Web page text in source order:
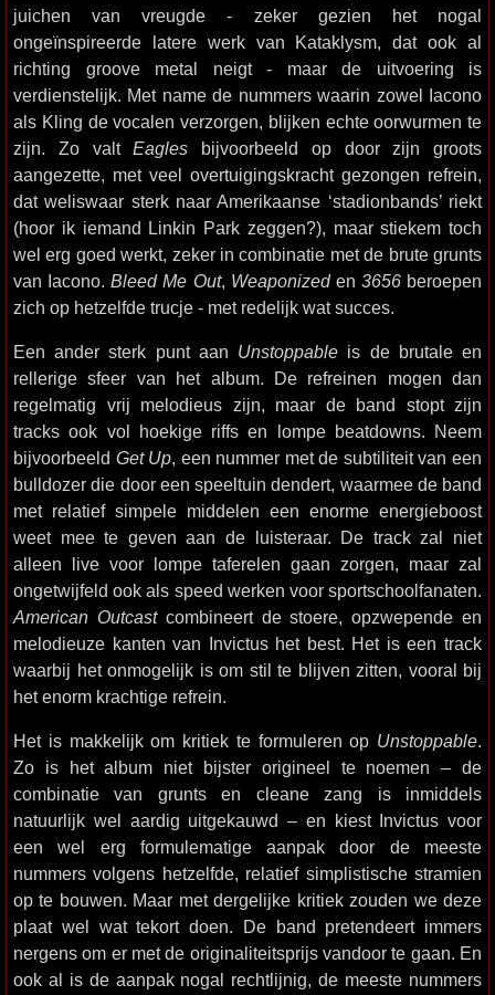
juichen van vreugde - zeker gezien het nogal
ongeïnspireerde latere werk van Kataklysm, dat ook al
richting groove metal neigt - maar de uitvoering is
verdienstelijk. Met name de nummers waarin zowel Iacono
als Kling de vocalen verzorgen, blijken echte oorwurmen te
zijn. Zo valtEagles bijvoorbeeld op door zijn groots
aangezette, met veel overtuigingskracht gezongen refrein,
dat weliswaar sterk naar Amerikaanse ‘stadionbands’ riekt
(hoor ik iemand Linkin Park zeggen?), maar stiekem toch
wel erg goed werkt, zeker in combinatie met de brute grunts
van Iacono.Bleed Me Out, Weaponizeden 3656beroepen
zich op hetzelfde trucje - met redelijk wat succes.
Een ander sterk punt aan Unstoppable is de brutale en
rellerige sfeer van het album. De refreinen mogen dan
regelmatig vrij melodieus zijn, maar de band stopt zijn
tracks ook vol hoekige riffs en lompe beatdowns. Neem
bijvoorbeeld Get Up, een nummer met de subtiliteit van een
bulldozer die door een speeltuin dendert, waarmee de band
met relatief simpele middelen een enorme energieboost
weet mee te geven aan de luisteraar. De track zal niet
alleen live voor lompe taferelen gaan zorgen, maar zal
ongetwijfeld ook als speed werken voor sportschoolfanaten.
American Outcastcombineert de stoere, opzwepende en
melodieuze kanten van Invictus het best. Het is een track
waarbij het onmogelijk is om stil te blijven zitten, vooral bij
het enorm krachtige refrein.
Het is makkelijk om kritiek te formuleren op Unstoppable.
Zo is het album niet bijster origineel te noemen – de
combinatie van grunts en cleane zang is inmiddels
natuurlijk wel aardig uitgekauwd – en kiest Invictus voor
een wel erg formulematige aanpak door de meeste
nummers volgens hetzelfde, relatief simplistische stramien
op te bouwen. Maar met dergelijke kritiek zouden we deze
plaat wel wat tekort doen. De band pretendeert immers
nergens om er met de originaliteitsprijs vandoor te gaan. En
ook al is de aanpak nogal rechtlijnig, de meeste nummers